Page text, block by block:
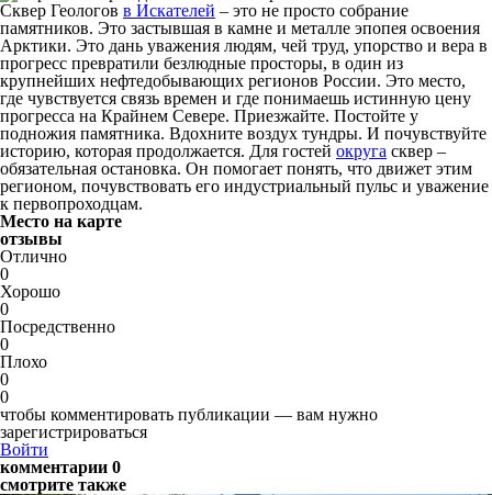
Сквер Геологов в Искателей – это не просто собрание
памятников. Это застывшая в камне и металле эпопея освоения
Арктики. Это дань уважения людям, чей труд, упорство и вера в
прогресс превратили безлюдные просторы, в один из
крупнейших нефтедобывающих регионов России. Это место,
где чувствуется связь времен и где понимаешь истинную цену
прогресса на Крайнем Севере. Приезжайте. Постойте у
подножия памятника. Вдохните воздух тундры. И почувствуйте
историю, которая продолжается. Для гостей округа сквер –
обязательная остановка. Он помогает понять, что движет этим
регионом, почувствовать его индустриальный пульс и уважение
к первопроходцам.
Место на карте
отзывы
Отлично
0
Хорошо
0
Посредственно
0
Плохо
0
0
чтобы комментировать публикации — вам нужно
зарегистрироваться
Войти
комментарии 0
смотрите также